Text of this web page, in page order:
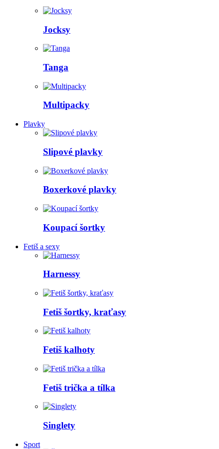
Jocksy
Tanga
Multipacky
Plavky
Slipové plavky
Boxerkové plavky
Koupací šortky
Fetiš a sexy
Harnessy
Fetiš šortky, kraťasy
Fetiš kalhoty
Fetiš trička a tílka
Singlety
Sport